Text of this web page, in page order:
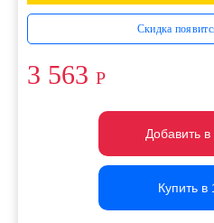
Скидка
3 563 Р
Добавить в
Добавить в
Добавить в
Купить в
Купить в
Купить в